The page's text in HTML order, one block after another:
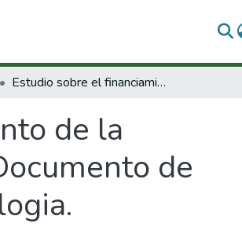
Estudio sobre el financiamiento de la investigación tecnológica en Colombia. Documento de discusión : Modelo descriptivo y metodologia.
de la
de